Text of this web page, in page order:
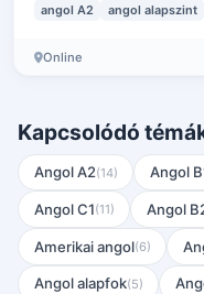
angol A2
angol alapszint
Online
Kapcsolódó
Angol A2(14) Angol
Angol C1(11) Angol
Amerikai angol(6)
Angol alapfok(5)